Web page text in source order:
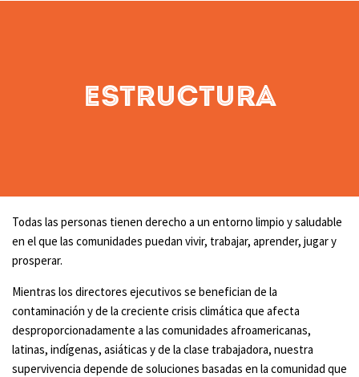
Estructura
Todas las personas tienen derecho a un entorno limpio y saludable
en el que las comunidades puedan vivir, trabajar, aprender, jugar y
prosperar.
Mientras los directores ejecutivos se benefician de la
contaminación y de la creciente crisis climática que afecta
desproporcionadamente a las comunidades afroamericanas,
latinas, indígenas, asiáticas y de la clase trabajadora, nuestra
supervivencia depende de soluciones basadas en la comunidad que